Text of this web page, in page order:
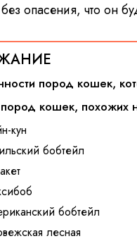
опасения, что он
пород кошек,
кошек, похожих
кун
бобтейл
бобтейл
лесная